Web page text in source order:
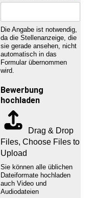
Die Angabe ist notwendig,
da die Stellenanzeige, die
sie gerade ansehen, nicht
automatisch in das
Formular übernommen
wird.
Bewerbung
hochladen
Drag & Drop
Files, Choose Files to
Upload
Sie können alle üblichen
Dateiformate hochladen
auch Video und
Audiodateien